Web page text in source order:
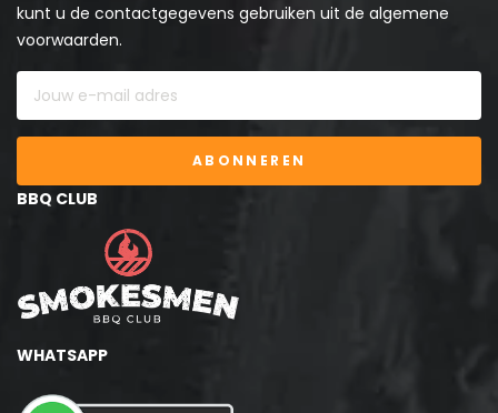
kunt u de contactgegevens gebruiken uit de algemene
voorwaarden.
ABONNEREN
BBQ CLUB
WHATSAPP